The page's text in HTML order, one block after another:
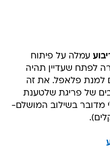
עמלה על פיתוח
לפתח שעדיין תהיה
למנת פלאפל. את זה
של פריגת שלטענת
מדובר בשילוב המושלם-